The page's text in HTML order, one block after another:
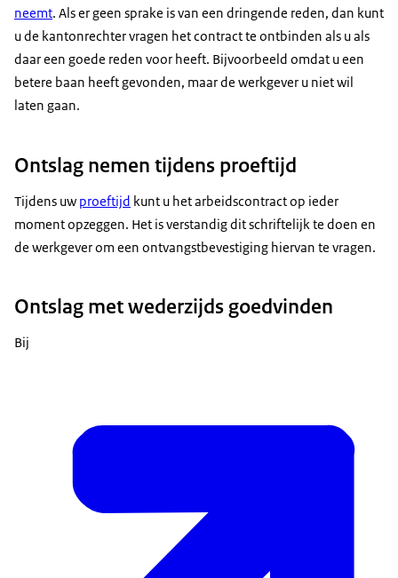
neemt. Als er geen sprake is van een dringende reden, dan kunt
u de kantonrechter vragen het contract te ontbinden als u als
daar een goede reden voor heeft. Bijvoorbeeld omdat u een
betere baan heeft gevonden, maar de werkgever u niet wil
laten gaan.
Ontslag nemen tijdens proeftijd
Tijdens uw proeftijd kunt u het arbeidscontract op ieder
moment opzeggen. Het is verstandig dit schriftelijk te doen en
de werkgever om een ontvangstbevestiging hiervan te vragen.
Ontslag met wederzijds goedvinden
Bij